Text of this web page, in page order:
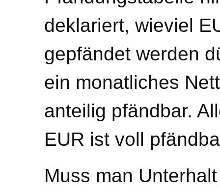
deklariert, wieviel
gepfändet werden
ein monatliches
anteilig pfändbar.
EUR ist voll
Muss man